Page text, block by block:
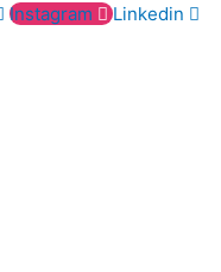
Instagram Linkedin